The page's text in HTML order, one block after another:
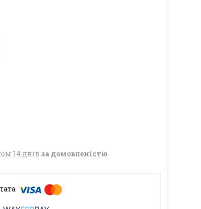
14 днів за домовленістю